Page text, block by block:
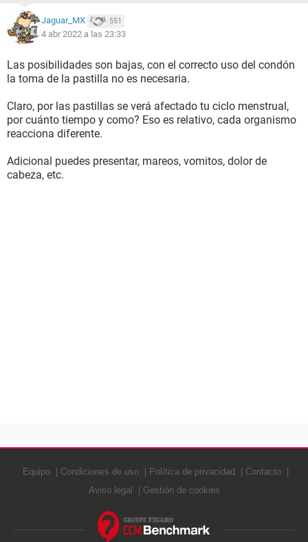
Jaguar_MX 551
4 abr 2022 a las 23:33
Las posibilidades son bajas, con el correcto uso del condón
la toma de la pastilla no es necesaria.
Claro, por las pastillas se verá afectado tu ciclo menstrual,
por cuánto tiempo y como? Eso es relativo, cada organismo
reacciona diferente.
Adicional puedes presentar, mareos, vomitos, dolor de
cabeza, etc.
Equipo Condiciones de uso Política de privacidad
Contacto
Aviso legal
Gestión de cookies